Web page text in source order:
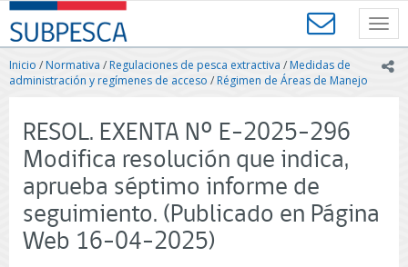
Contenido
principal
SUBPESCA
-
Subsecretaría
de
Acuicultura
Gobierno
de
Chile
Inicio /Normativa / Regulaciones de pesca extractiva / Medidas de
administración y regímenes de acceso / Régimen de Áreas de Manejo
RESOL. EXENTA Nº E-2025-296
Modifica resolución que indica,
aprueba séptimo informe de
seguimiento. (Publicado en Página
Web 16-04-2025)